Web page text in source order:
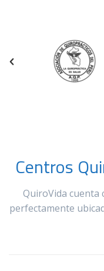
Centros
QuiroVida cuenta
perfectamente